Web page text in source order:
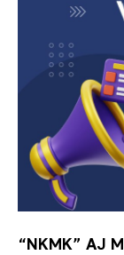
“NKMK” AJ